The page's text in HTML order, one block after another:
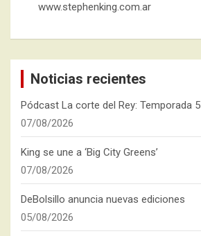
www.stephenking.com.ar
Noticias recientes
Pódcast La corte del Rey: Temporada 5
07/08/2026
King se une a ‘Big City Greens’
07/08/2026
DeBolsillo anuncia nuevas ediciones
05/08/2026